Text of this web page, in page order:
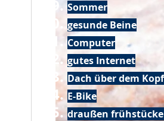
Sommer
gesunde Beine
Computer
gutes Internet
Dach über dem Kopf
E-Bike
draußen